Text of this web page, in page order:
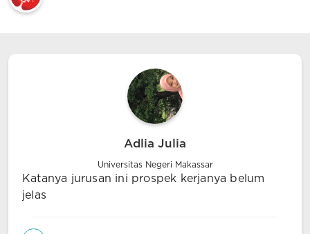
Adlia Julia
Universitas Negeri Makassar
Katanya jurusan ini prospek kerjanya belum
jelas